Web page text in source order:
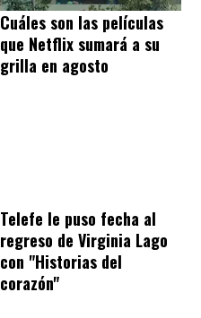
Cuáles son las películas
que Netflix sumará a su
grilla en agosto
Telefe le puso fecha al
regreso de Virginia Lago
con "Historias del
corazón"